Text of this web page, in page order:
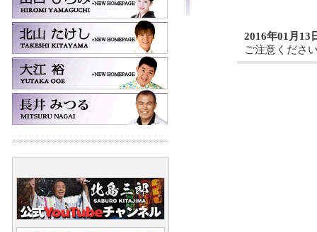
2016年01月13
ご注意くださ